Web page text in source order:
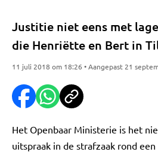
Justitie niet eens met
die Henriëtte en Bert in
11 juli 2018 om 18:26 • Aangepast 21
Het Openbaar Ministerie is het
uitspraak in de strafzaak rond